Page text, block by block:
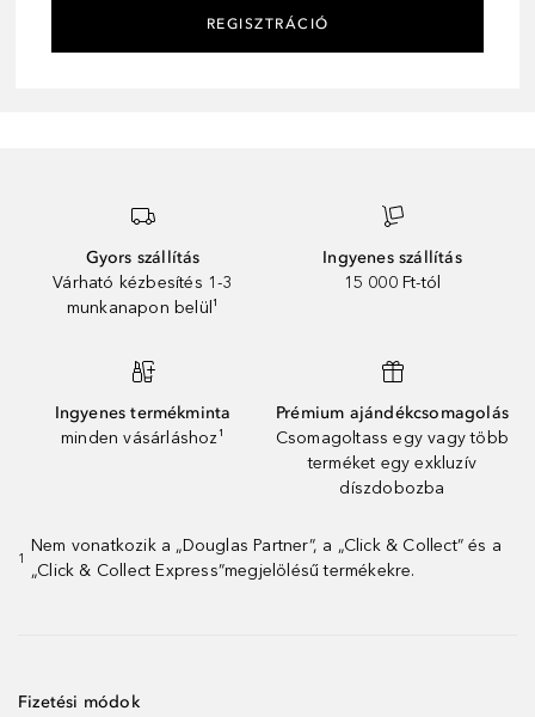
REGISZTRÁCIÓ
Gyors szállítás
Várható kézbesítés 1-3
munkanapon belül¹
Ingyenes szállítás
15 000 Ft-tól
Ingyenes termékminta
minden vásárláshoz¹
Prémium ajándékcsomagolás
Csomagoltass egy vagy több
terméket egy exkluzív
díszdobozba
1
Nem vonatkozik a „Douglas Partner”, a „Click & Collect” és a
„Click & Collect Express”megjelölésű termékekre.
Fizetési módok